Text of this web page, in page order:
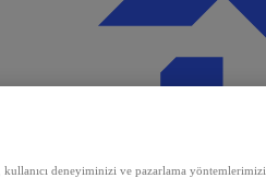
deneyiminizi ve pazarlama